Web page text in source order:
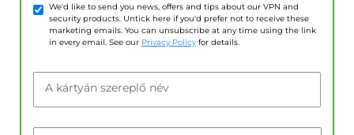
We'd like to send you news, offers and tips about our VPN and
security products. Untick here if you'd prefer not to receive these
marketing emails. You can unsubscribe at any time using the link
in every email. See our Privacy Policy for details.
A kártyán szereplő név